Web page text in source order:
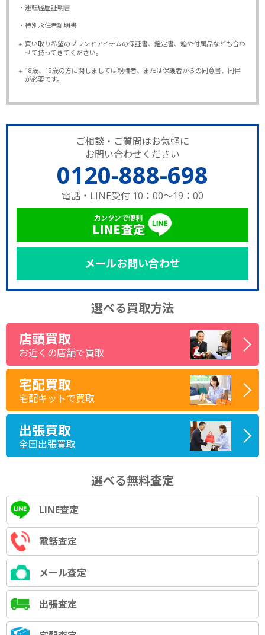
・運転経歴証明書
・特別永住者証明書
※ 買い取り希望のブランドアイテムの保証書、鑑定書、箱や付属品なども合わ
せて持ってきてください。
※ 18歳、19歳の方に関しましては親権者、または保護者からの同意書、同伴
が必要です。
ご相談・ご質問はお気軽に
お問い合わせください
0120-888-698
電話・LINE受付 10：00～19：00
メールお問い合わせ
選べる買取方法
店頭買取
お近くの店舗で買取
宅配買取
宅配キットで買取
出張買取
全国出張買取
選べる無料査定
LINE査定
電話査定
メール査定
出張査定